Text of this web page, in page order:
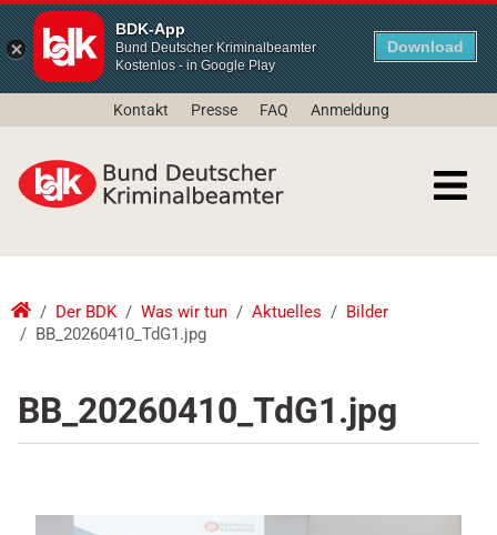
BDK-App
Bund Deutscher Kriminalbeamter
Kostenlos - in Google Play
Download
Kontakt Presse FAQ Anmeldung
Der BDK Was wir tun Aktuelles
Bilder
BB_20260410_TdG1.jpg
BB_20260410_TdG1.jpg